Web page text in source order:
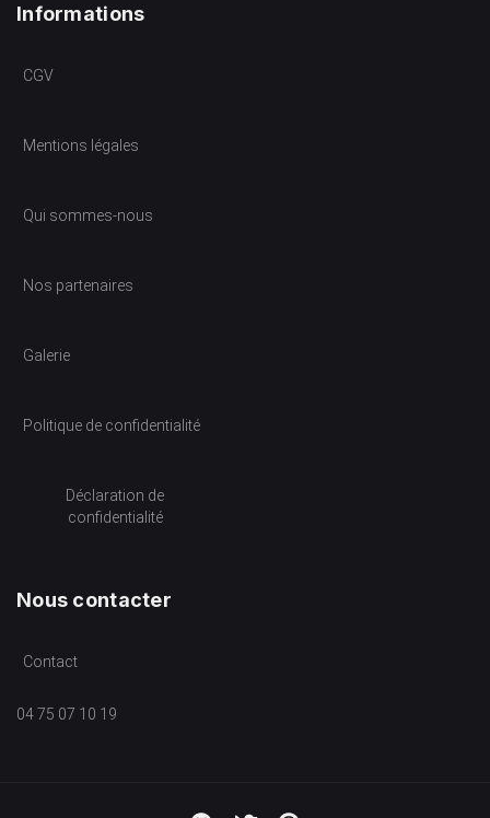
Informations
CGV
Mentions légales
Qui sommes-nous
Nos partenaires
Galerie
Politique de confidentialité
Déclaration de
confidentialité
Nous contacter
Contact
04 75 07 10 19